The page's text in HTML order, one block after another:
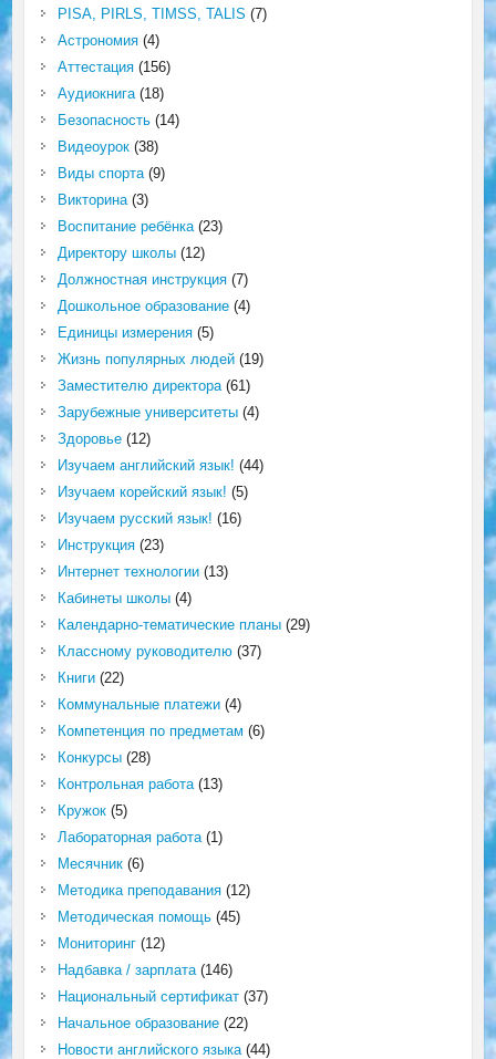
PISA, PIRLS, TIMSS, TALIS (7)
Астрономия(4)
Аттестация(156)
Аудиокнига(18)
Безопасность(14)
Видеоурок(38)
Виды спорта(9)
Викторина(3)
Воспитание ребёнка(23)
Директору школы(12)
Должностная инструкция(7)
Дошкольное образование(4)
Единицы измерения(5)
Жизнь популярных людей(19)
Заместителю директора(61)
Зарубежные университеты(4)
Здоровье(12)
Изучаем английский язык! (44)
Изучаем корейский язык! (5)
Изучаем русский язык! (16)
Инструкция(23)
Интернет технологии(13)
Кабинеты школы(4)
Календарно-тематические планы(29)
Классному руководителю(37)
Книги(22)
Коммунальные платежи(4)
Компетенция по предметам (6)
Конкурсы(28)
Контрольная работа(13)
Кружок(5)
Лабораторная работа(1)
Месячник(6)
Методика преподавания(12)
Методическая помощь(45)
Мониторинг(12)
Надбавка / зарплата(146)
Национальный сертификат(37)
Начальное образование(22)
Новости английского языка(44)